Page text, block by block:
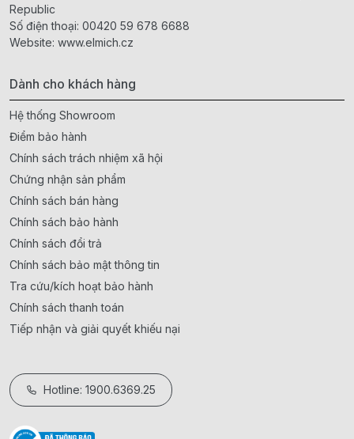
Republic
Số điện thoại: 00420 59 678 6688
Website: www.elmich.cz
Dành cho khách hàng
Hệ thống Showroom
Điểm bảo hành
Chính sách trách nhiệm xã hội
Chứng nhận sản phẩm
Chính sách bán hàng
Chính sách bảo hành
Chính sách đổi trả
Chính sách bảo mật thông tin
Tra cứu/kích hoạt bảo hành
Chính sách thanh toán
Tiếp nhận và giải quyết khiếu nại
Hotline: 1900.6369.25